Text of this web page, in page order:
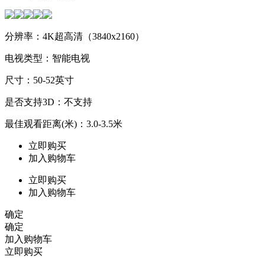
分辨率：4K超高清（3840x2160）
电视类型：智能电视
尺寸：50-52英寸
是否支持3D：不支持
最佳观看距离(米)：3.0-3.5米
立即购买
加入购物车
立即购买
加入购物车
确定
确定
加入购物车
立即购买